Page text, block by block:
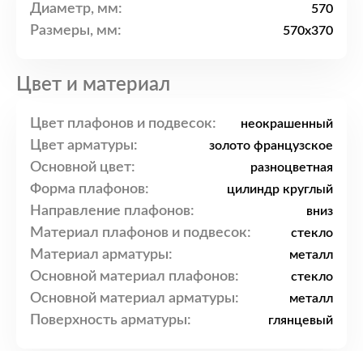
Диаметр, мм: 570
Размеры, мм: 570x370
Цвет и материал
Цвет плафонов и подвесок: неокрашенный
Цвет арматуры: золото французское
Основной цвет: разноцветная
Форма плафонов: цилиндр круглый
Направление плафонов: вниз
Материал плафонов и подвесок: стекло
Материал арматуры: металл
Основной материал плафонов: стекло
Основной материал арматуры: металл
Поверхность арматуры: глянцевый